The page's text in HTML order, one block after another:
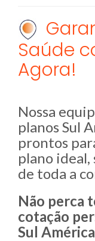
Saúde
Agora!
Nossa
planos Sul
prontos
plano
de toda a
Não perca
cotação
Sul